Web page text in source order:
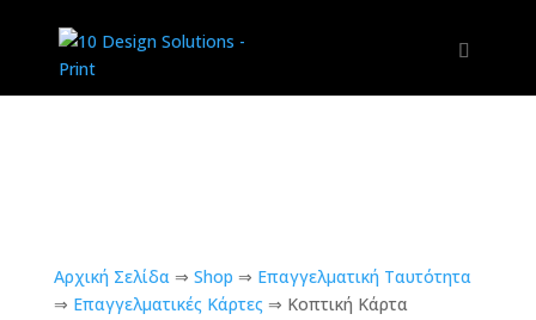
Αρχική Σελίδα⇒ Shop ⇒ Επαγγελματική Ταυτότητα
⇒ Επαγγελματικές Κάρτες ⇒ Κοπτική Κάρτα